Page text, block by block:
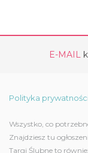
E-MAIL
Polityka
Wszystko, co
Znajdziesz tu
Targi Ślubne to